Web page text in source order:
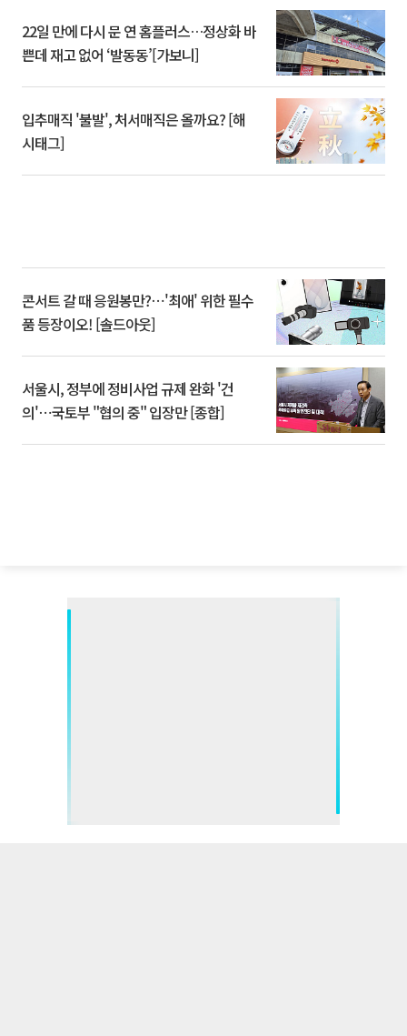
22일 만에 다시 문 연 홈플러스…정상화 바
쁜데 재고 없어 ‘발동동’[가보니]
입추매직 '불발', 처서매직은 올까요? [해
시태그]
콘서트 갈 때 응원봉만?⋯'최애' 위한 필수
품 등장이오! [솔드아웃]
서울시, 정부에 정비사업 규제 완화 '건
의'⋯국토부 "협의 중" 입장만 [종합]